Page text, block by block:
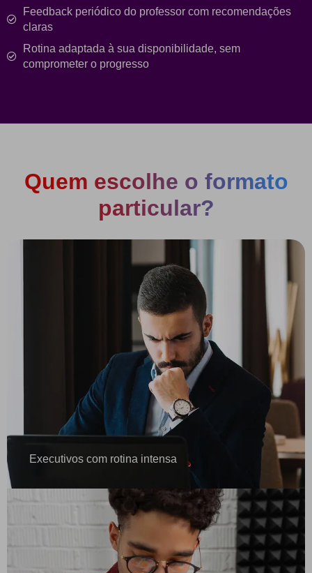
Feedback periódico do professor com recomendações
claras
Rotina adaptada à sua disponibilidade, sem
comprometer o progresso
Quem escolhe o formato
particular?
Executivos com rotina intensa